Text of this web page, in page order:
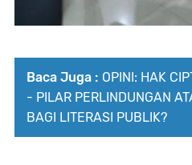
Baca Juga : OPINI: HAK
- PILAR PERLINDUNGAN
BAGI LITERASI PUBLIK?